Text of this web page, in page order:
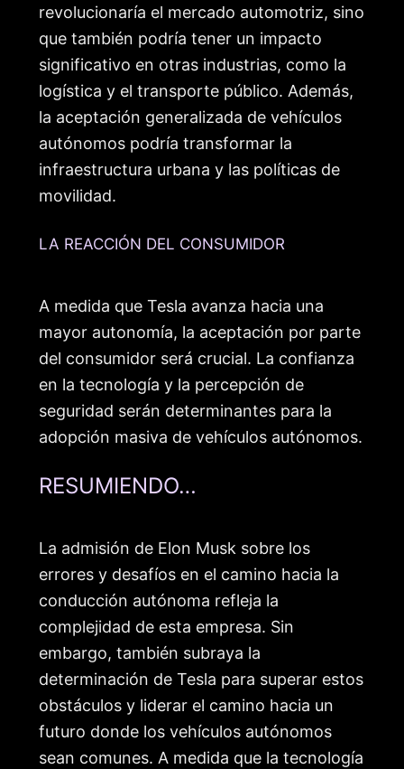
revolucionaría el mercado automotriz, sino
que también podría tener un impacto
significativo en otras industrias, como la
logística y el transporte público. Además,
la aceptación generalizada de vehículos
autónomos podría transformar la
infraestructura urbana y las políticas de
movilidad.
LA REACCIÓN DEL CONSUMIDOR
A medida que Tesla avanza hacia una
mayor autonomía, la aceptación por parte
del consumidor será crucial. La confianza
en la tecnología y la percepción de
seguridad serán determinantes para la
adopción masiva de vehículos autónomos.
RESUMIENDO…
La admisión de Elon Musk sobre los
errores y desafíos en el camino hacia la
conducción autónoma refleja la
complejidad de esta empresa. Sin
embargo, también subraya la
determinación de Tesla para superar estos
obstáculos y liderar el camino hacia un
futuro donde los vehículos autónomos
sean comunes. A medida que la tecnología